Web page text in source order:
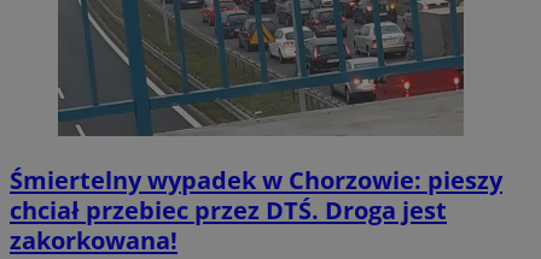
Śmiertelny wypadek w Chorzowie: pieszy
chciał przebiec przez DTŚ. Droga jest
zakorkowana!